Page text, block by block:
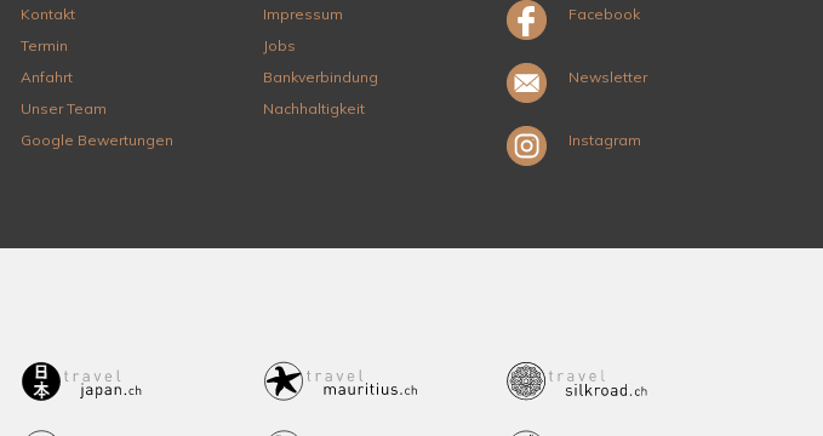
Kontakt
Termin
Anfahrt
Unser Team
Google Bewertungen
Impressum
Jobs
Bankverbindung
Nachhaltigkeit
Facebook
Newsletter
Instagram